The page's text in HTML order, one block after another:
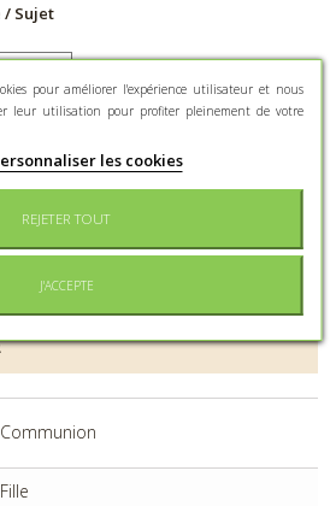
/ Sujet
COMMANDER
Ajouter à ma liste d'envies
Communion
Fille
pour améliorer l'expérience utilisateur et nous
leur utilisation pour profiter pleinement de votre
les cookies
REJETER TOUT
J'ACCEPTE